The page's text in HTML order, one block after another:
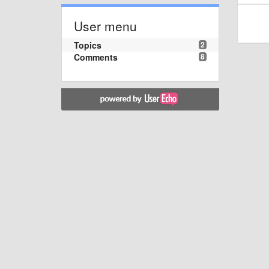
User menu
2
Topics
8
Comments